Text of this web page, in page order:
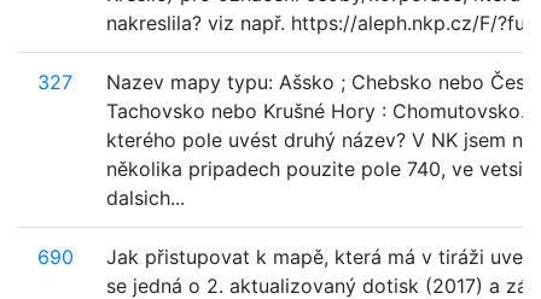
nakreslila? viz např. https://aleph.nkp.cz/F/
327
Nazev mapy typu: Ašsko ; Chebsko nebo
Tachovsko nebo Krušné Hory : Chomutovsko.
kterého pole uvést druhý název? V NK jsem
několika pripadech pouzite pole 740, ve
dalsich...
690
Jak přistupovat k mapě, která má v tiráži
se jedná o 2. aktualizovaný dotisk (2017) a